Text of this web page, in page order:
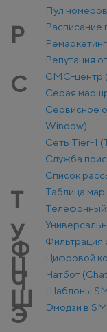
Пул
Р
Расписание
Ремаркетинг
Репутация
С
СМС-центр
Серая
Сервисное
Window)
Сеть Tier-1
Служба
Список
Т
Таблица
Телефонный
У
Ф Фильтрация
Ц Цифровой
Ч Чатбот
Ш Шаблоны
Э Эмодзи в